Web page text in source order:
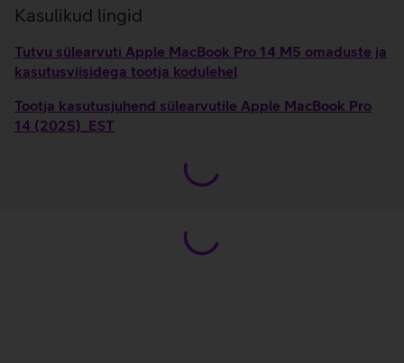
Kasulikud lingid
Tutvu sülearvuti Apple MacBook Pro 14 M5 omaduste ja
kasutusviisidega tootja kodulehel
Tootja kasutusjuhend sülearvutile Apple MacBook Pro
14 (2025)_EST